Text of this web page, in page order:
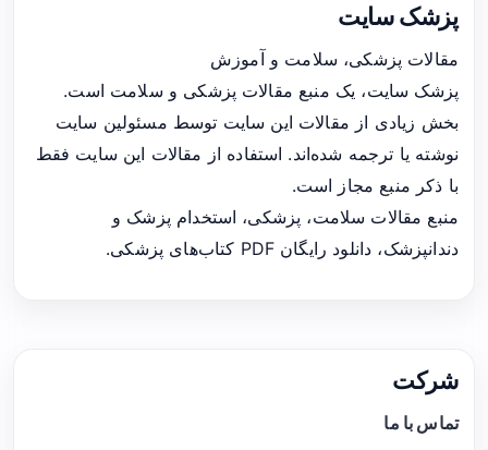
پزشک سایت
مقالات پزشکی، سلامت و آموزش
پزشک سایت، یک منبع مقالات پزشکی و سلامت است.
بخش زیادی از مقالات این سایت توسط مسئولین سایت
نوشته یا ترجمه شده‌اند. استفاده از مقالات این سایت فقط
با ذکر منبع مجاز است.
منبع مقالات سلامت، پزشکی، استخدام پزشک و
دندانپزشک، دانلود رایگان PDF کتاب‌های پزشکی.
شرکت
تماس با ما